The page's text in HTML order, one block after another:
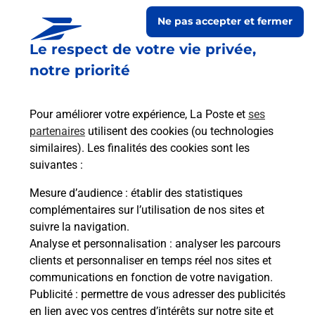
Le respect de votre vie privée,
notre priorité
Pour améliorer votre expérience, La Poste et ses
partenaires utilisent des cookies (ou technologies
similaires). Les finalités des cookies sont les
suivantes :
Mesure d’audience : établir des statistiques
complémentaires sur l’utilisation de nos sites et
suivre la navigation.
Analyse et personnalisation : analyser les parcours
clients et personnaliser en temps réel nos sites et
communications en fonction de votre navigation.
Publicité : permettre de vous adresser des publicités
en lien avec vos centres d’intérêts sur notre site et
Ne pas accepter et fermer
Prochaine collecte du courrierlundià 08h30
2 Grande Rue
70000 Vallerois Lorioz
Itinéraire
Le lien s'ouvre dans un nouvel onglet